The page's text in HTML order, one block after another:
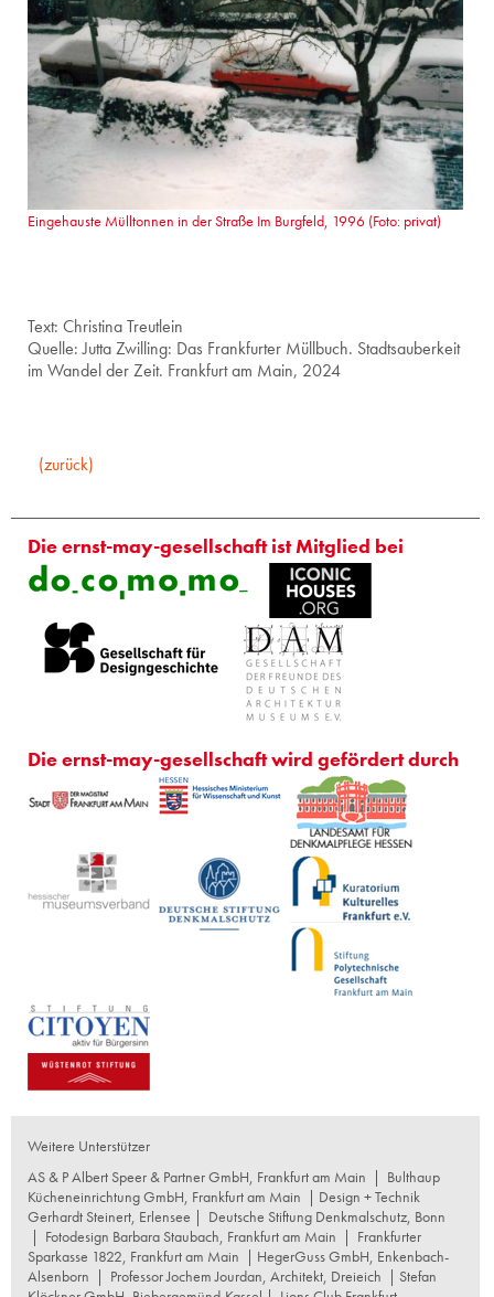
Eingehauste Mülltonnen in der Straße Im Burgfeld, 1996 (Foto: privat)
Text: Christina Treutlein
Quelle: Jutta Zwilling: Das Frankfurter Müllbuch. Stadtsauberkeit
im Wandel der Zeit. Frankfurt am Main, 2024
(zurück)
Die ernst-may-gesellschaft ist Mitglied bei
Die ernst-may-gesellschaft wird gefördert durch
Weitere Unterstützer
AS & P Albert Speer & Partner GmbH, Frankfurt am Main | Bulthaup
Kücheneinrichtung GmbH, Frankfurt am Main | Design + Technik
Gerhardt Steinert, Erlensee | Deutsche Stiftung Denkmalschutz, Bonn
| Fotodesign Barbara Staubach, Frankfurt am Main | Frankfurter
Sparkasse 1822, Frankfurt am Main | HegerGuss GmbH, Enkenbach-
Alsenborn | Professor Jochem Jourdan, Architekt, Dreieich | Stefan